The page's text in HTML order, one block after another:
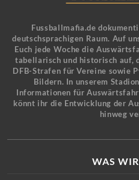
Fussballmafia.de
deutschsprachigen Raum. Auf
Euch jede Woche die
tabellarisch und historisch auf,
DFB-Strafen für Vereine sowie
Bildern. In unserem
Informationen für
könnt ihr die Entwicklung der
hinweg
WAS